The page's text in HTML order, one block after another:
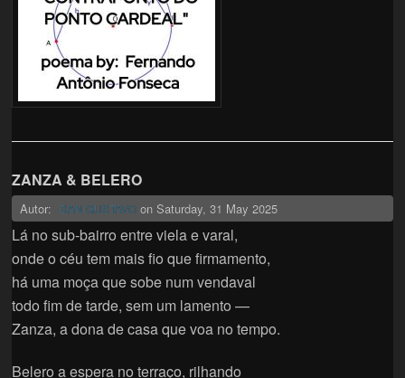
ZANZA & BELERO
Autor: DAN GUSTAVO on Saturday, 31 May 2025
Lá no sub-bairro entre viela e varal,
onde o céu tem mais fio que firmamento,
há uma moça que sobe num vendaval
todo fim de tarde, sem um lamento —
Zanza, a dona de casa que voa no tempo.
Belero a espera no terraço, rilhando